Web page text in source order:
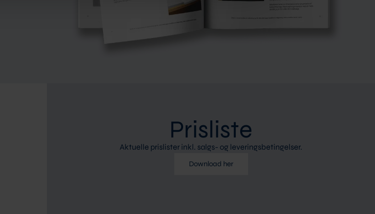
Prisliste
Aktuelle prislister inkl. salgs- og leveringsbetingelser.
Download her